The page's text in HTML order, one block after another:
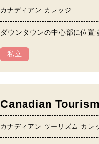
カナディアン カレッジ
ダウンタウンの中心部に位置
私立
Canadian
カナディアン ツーリズム カレ